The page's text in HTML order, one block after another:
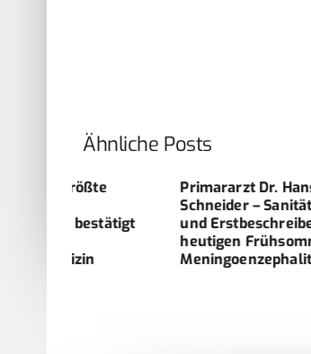
Ähnliche Posts
Primararzt Dr. Hans (Johann)
Schneider – Sanitätsoffizier
und Erstbeschreiber der
heutigen Frühsommer-
Meningoenzephalitis (FSME)